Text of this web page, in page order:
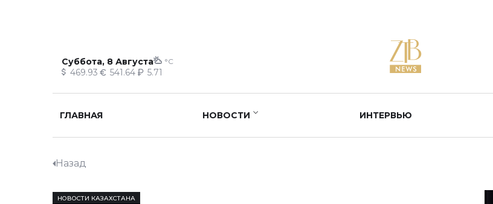
Суббота, 8 Августа °C
469.93 541.64 5.71
ГЛАВНАЯ НОВОСТИ ИНТЕРВЬЮ
Назад
НОВОСТИ КАЗАХСТАНА